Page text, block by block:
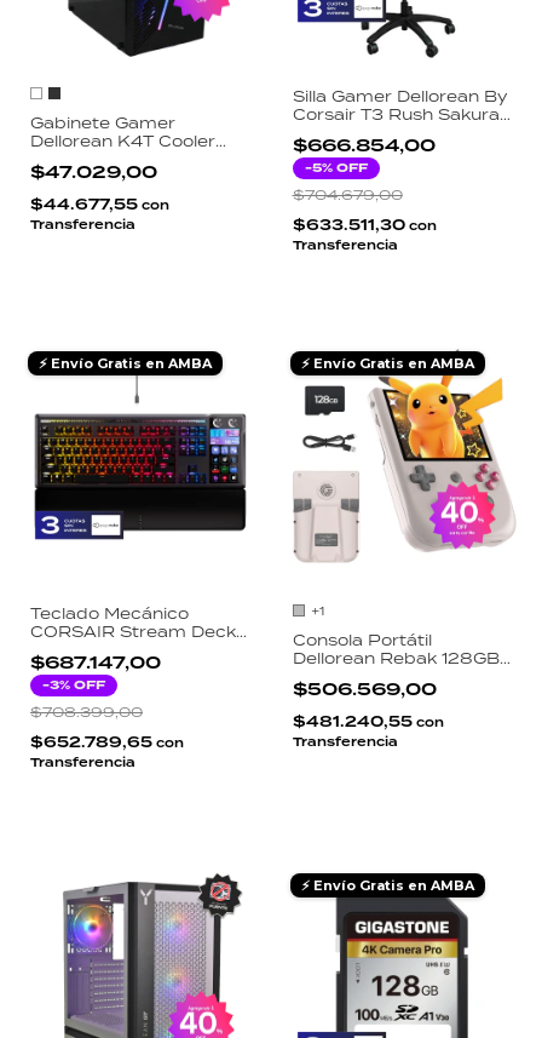
Gabinete Gamer
Dellorean K4T Cooler
RGB Vidrio Acrílico Micro
ATX USB 3.0 Diseño
Flujo Optimizado
$47.029,00
$44.677,55 con
Transferencia
Silla Gamer Dellorean By
Corsair T3 Rush Sakura
Tela 4D Reclinable 120kg
- Gris y Rosa
$666.854,00
-5% OFF
$704.679,00
$633.511,30 con
Transferencia
⚡ Envío Gratis en AMBA
Teclado Mecánico
CORSAIR Stream Deck
Galleon 100 SD Switch
MGX Brown RGB 15
Teclas LCD USB
Passthrough
$687.147,00
-3% OFF
$708.399,00
$652.789,65 con
Transferencia
⚡ Envío Gratis en AMBA
+1
Consola Portátil
Dellorean Rebak 128GB
Android 12 Pantalla IPS
4 Pulgadas Unisoc T618
4GB RAM 5500mAh
$506.569,00
$481.240,55 con
Transferencia
⚡ Envío Gratis en AMBA